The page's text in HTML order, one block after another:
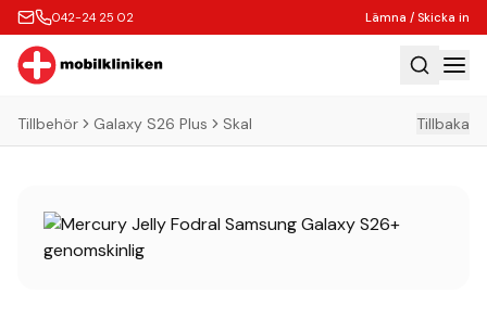
042-24 25 02 Lämna / Skicka in
Hem
Köp
Tillbehör
Tillbehör Galaxy S26 Plus Skal Tillbaka